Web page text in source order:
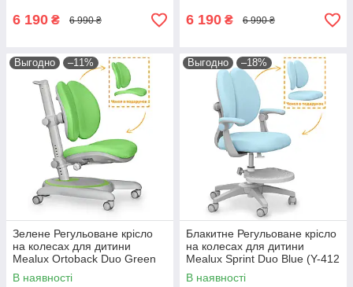
6 190 ₴ 6 990 ₴ 6 190 ₴ 6 990 ₴
Выгодно –11%
Зелене Регульоване крісло
на колесах для дитини
Mealux Ortoback Duo Green
(арт.Y-510 KZ)
В наявності
Выгодно –18%
Блакитне Регульоване крісло
на колесах для дитини
Mealux Sprint Duo Blue (Y-412
KBL) підлокітники
В наявності